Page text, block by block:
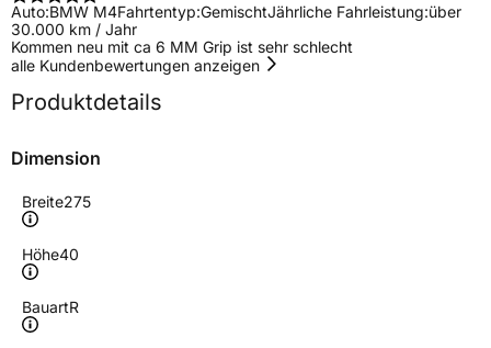
Auto:BMW M4Fahrtentyp:GemischtJährliche Fahrleistung:über
30.000 km / Jahr
Kommen neu mit ca 6 MM Grip ist sehr schlecht
alle Kundenbewertungen anzeigen
Produktdetails
Dimension
Breite275
Höhe40
BauartR